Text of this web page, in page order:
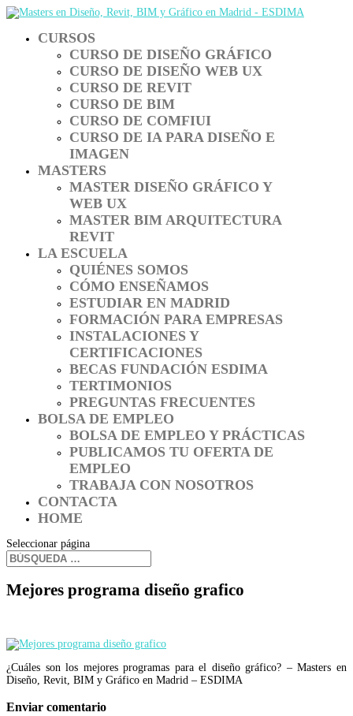
CURSOS
CURSO DE DISEÑO GRÁFICO
CURSO DE DISEÑO WEB UX
CURSO DE REVIT
CURSO DE BIM
CURSO DE COMFIUI
CURSO DE IA PARA DISEÑO E
IMAGEN
MASTERS
MASTER DISEÑO GRÁFICO Y
WEB UX
MASTER BIM ARQUITECTURA
REVIT
LA ESCUELA
QUIÉNES SOMOS
CÓMO ENSEÑAMOS
ESTUDIAR EN MADRID
FORMACIÓN PARA EMPRESAS
INSTALACIONES Y
CERTIFICACIONES
BECAS FUNDACIÓN ESDIMA
TERTIMONIOS
PREGUNTAS FRECUENTES
BOLSA DE EMPLEO
BOLSA DE EMPLEO Y PRÁCTICAS
PUBLICAMOS TU OFERTA DE
EMPLEO
TRABAJA CON NOSOTROS
CONTACTA
HOME
Seleccionar página
Mejores programa diseño grafico
¿Cuáles son los mejores programas para el diseño gráfico? – Masters en
Diseño, Revit, BIM y Gráfico en Madrid – ESDIMA
Enviar comentario